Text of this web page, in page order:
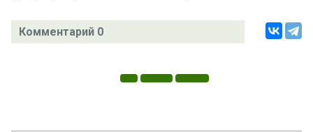
Комментарий 0